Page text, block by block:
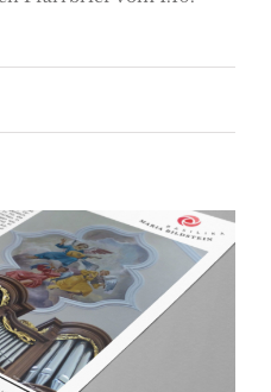
17.9. –